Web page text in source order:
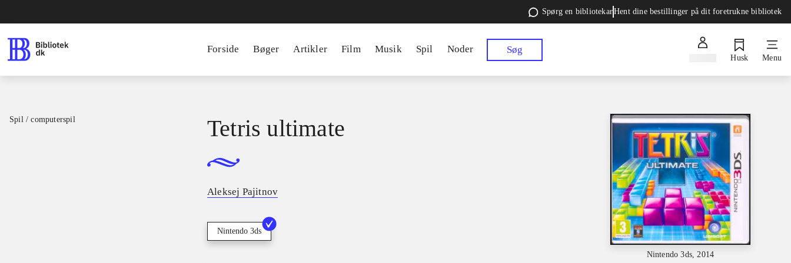
Spørg en bibliotekarHent dine bestillinger på dit foretrukne bibliotek
Forside Bøger Artikler Film Musik Spil Noder Søg
Husk Menu
Spil / computerspil
Nintendo 3ds, 2014
Tetris ultimate
Aleksej Pajitnov
Nintendo 3ds